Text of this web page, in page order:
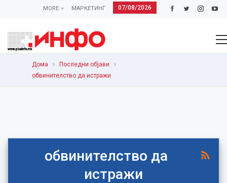
07/08/2026
МАРКЕТИНГ
MORE
Дома
Последни објави
обвинителство да истражи
обвинителство да
истражи